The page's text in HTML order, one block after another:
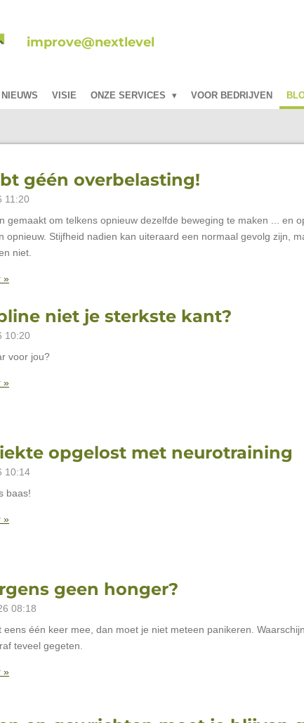
improve@nextlevel
NIEUWS VISIE ONZE SERVICES VOOR BEDRIJVEN
géén overbelasting!
11:20
gemaakt om telkens opnieuw dezelfde beweging te maken ... en
opnieuw. Stijfheid nadien kan uiteraard een normaal gevolg zijn,
niet.
»
niet je sterkste kant?
10:20
voor jou?
»
opgelost met neurotraining
10:14
baas!
»
geen honger?
08:18
eens één keer mee, dan moet je niet meteen panikeren.
teveel gegeten.
»